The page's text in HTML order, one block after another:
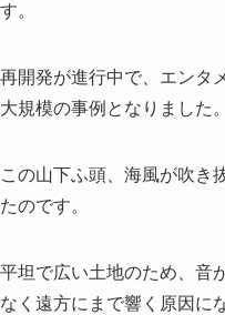
。
開発が進行中で、エンタ
規模の事例となりました。
の山下ふ頭、海風が吹き
のです。
坦で広い土地のため、音
く遠方にまで響く原因に